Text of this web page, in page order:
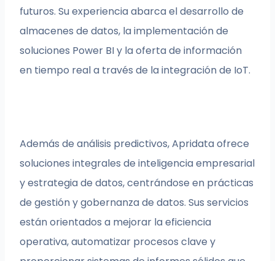
futuros. Su experiencia abarca el desarrollo de
almacenes de datos, la implementación de
soluciones Power BI y la oferta de información
en tiempo real a través de la integración de IoT.
Además de análisis predictivos, Apridata ofrece
soluciones integrales de inteligencia empresarial
y estrategia de datos, centrándose en prácticas
de gestión y gobernanza de datos. Sus servicios
están orientados a mejorar la eficiencia
operativa, automatizar procesos clave y